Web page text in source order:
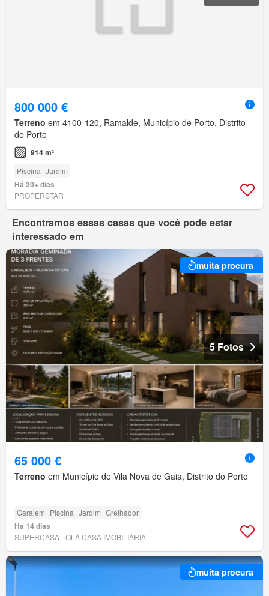
800 000 €
Terreno em 4100-120, Ramalde, Município de Porto, Distrito
do Porto
914 m²
Piscina Jardim
Há 30+ dias
PROPERSTAR
Encontramos essas casas que você pode estar
interessado em
muita procura
5 Fotos
65 000 €
Terreno em Município de Vila Nova de Gaia, Distrito do Porto
Garajem Piscina Jardim Grelhador
Há 14 dias
SUPERCASA - OLÁ CASA IMOBILIÁRIA
muita procura